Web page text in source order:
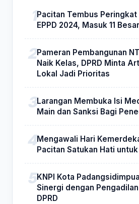
Pacitan Tembus Peringkat
EPPD 2024, Masuk 11
Pameran Pembangunan
Naik Kelas, DPRD Minta
Lokal Jadi Prioritas
Larangan Membuka Isi
Main dan Sanksi Bagi
Mengawali Hari
Pacitan Satukan Hati
KNPI Kota
Sinergi dengan
DPRD